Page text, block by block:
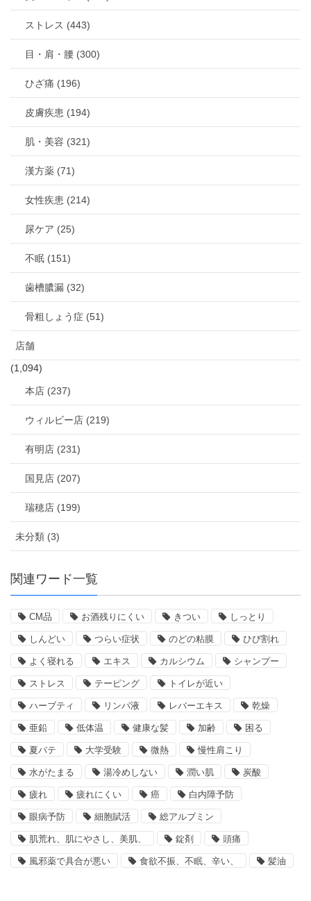
ストレス (443)
目・肩・腰 (300)
ひざ痛 (196)
皮膚疾患 (194)
肌・美容 (321)
漢方薬 (71)
女性疾患 (214)
尿ケア (25)
不眠 (151)
歯槽膿漏 (32)
骨粗しょう症 (51)
店舗
(1,094)
本店 (237)
ウィルビー店 (219)
有明店 (231)
国見店 (207)
瑞穂店 (199)
未分類 (3)
関連ワード一覧
CM品 お酒残りにくい きつい しっとり
しんどい つらい症状 のどの粘膜 ひび割れ
よく寝れる エキス カルシウム シャンプー
ストレス テーピング トイレが近い
ハーブティ リンパ液 レバーエキス 乾燥
亜鉛 低体温 健康な髪 加齢 困る
夏バテ 大学受験 微熱 慢性肩こり
水がたまる 湯冷めしない 潤い肌 炭酸
疲れ 疲れにくい 癌 白内障予防
眼病予防 細胞賦活 総アルブミン
肌荒れ、肌にやさし、美肌、 錠剤 頭痛
風邪薬で具合が悪い 食欲不振、不眠、辛い、 髪油